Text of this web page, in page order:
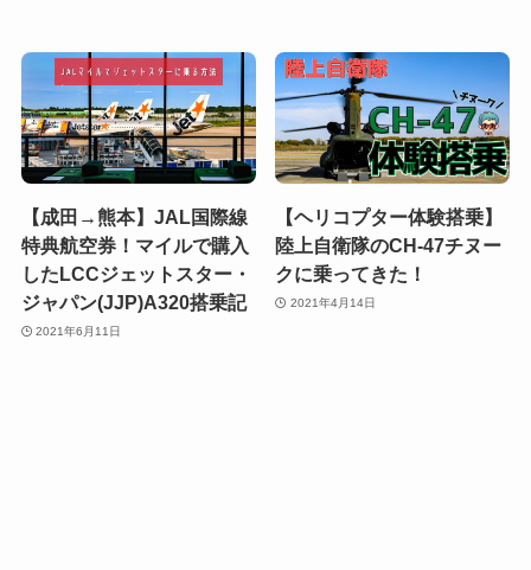
【成田→熊本】JAL国際線
特典航空券！マイルで購入
したLCCジェットスター・
ジャパン(JJP)A320搭乗記
2021年6月11日
【ヘリコプター体験搭乗】
陸上自衛隊のCH-47チヌー
クに乗ってきた！
2021年4月14日